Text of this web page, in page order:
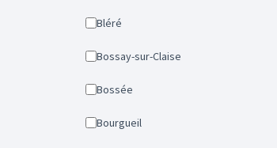
Bléré
Bossay-sur-Claise
Bossée
Bourgueil